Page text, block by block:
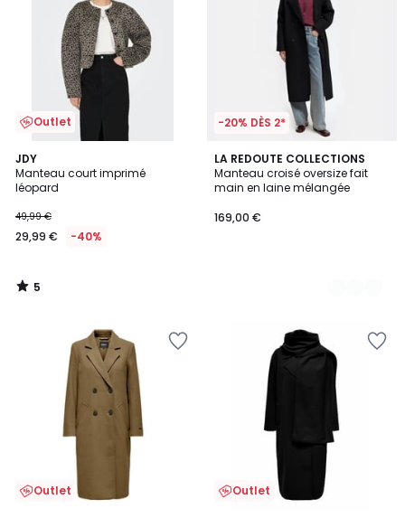
Outlet
JDY
Manteau court imprimé
léopard
49,99 €
29,99 € -40%
5
/
5
5
/
-20% DÈS 2*
LA REDOUTE COLLECTIONS
Manteau croisé oversize fait
main en laine mélangée
169,00 €
4
Couleurs
Outlet Outlet